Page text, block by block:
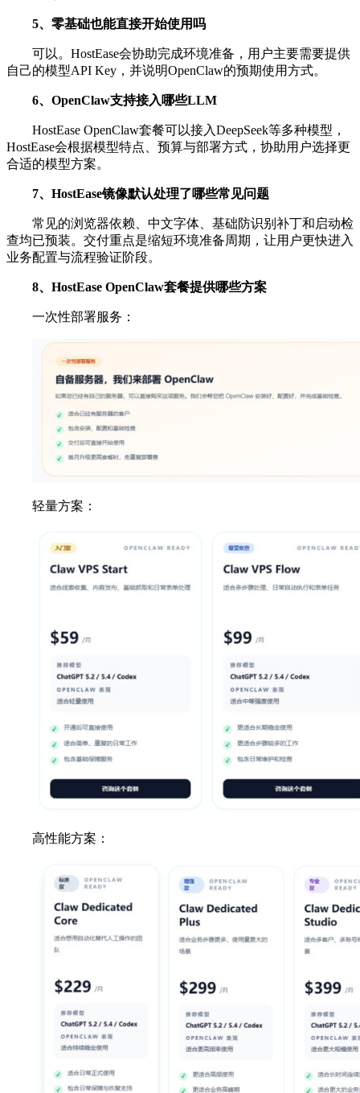
5、零基础也能直接开始使用吗
可以。HostEase会协助完成环境准备，用户主要需要提供
自己的模型API Key，并说明OpenClaw的预期使用方式。
6、OpenClaw支持接入哪些LLM
HostEase OpenClaw套餐可以接入DeepSeek等多种模型，
HostEase会根据模型特点、预算与部署方式，协助用户选择更
合适的模型方案。
7、HostEase镜像默认处理了哪些常见问题
常见的浏览器依赖、中文字体、基础防识别补丁和启动检
查均已预装。交付重点是缩短环境准备周期，让用户更快进入
业务配置与流程验证阶段。
8、HostEase OpenClaw套餐提供哪些方案
一次性部署服务：
轻量方案：
高性能方案：